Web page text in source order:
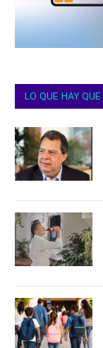
LO QUE HAY QUE